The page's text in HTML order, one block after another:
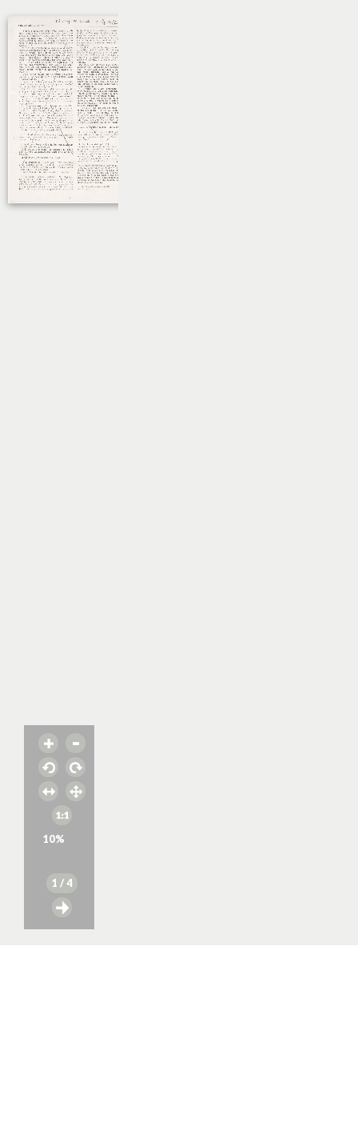
10%
1 / 4